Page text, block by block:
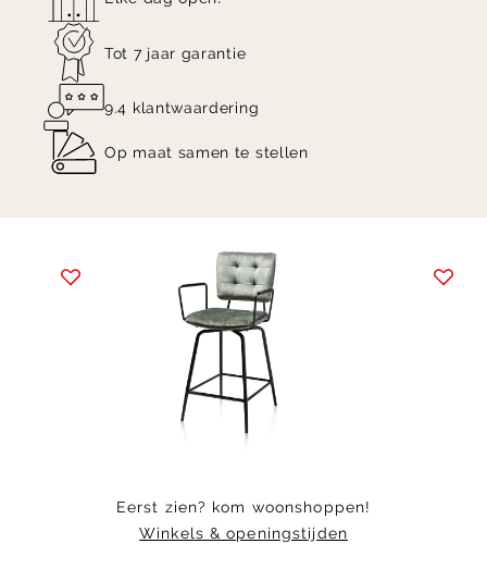
Tot 7 jaar garantie
9.4 klantwaardering
Op maat samen te stellen
Eerst zien? kom woonshoppen!
Winkels & openingstijden